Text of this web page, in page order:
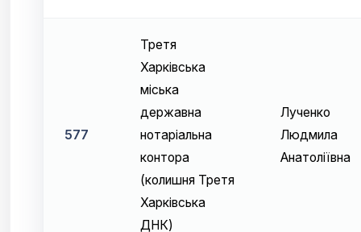
577
Третя
Харківська
міська
державна
нотаріальна
контора
(колишня Третя
Харківська
ДНК)
Лученко
Людмила
Анатоліївна